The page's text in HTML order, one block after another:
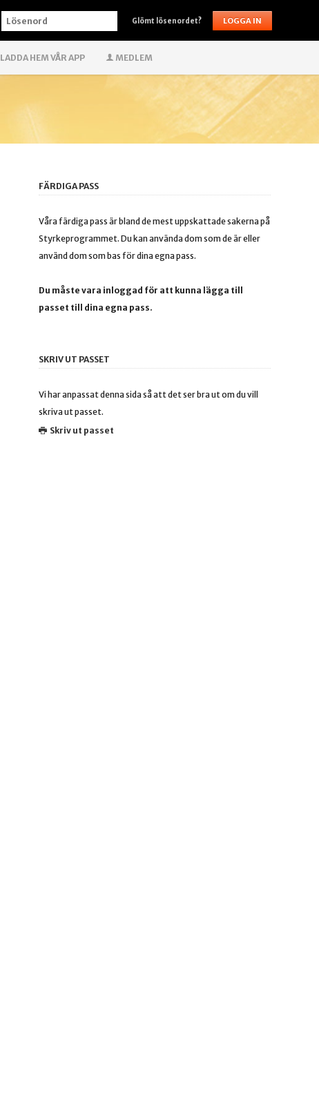
LÖSENORD Glömt lösenordet?
LADDA HEM VÅR APP MEDLEM
FÄRDIGA PASS
Våra färdiga pass är bland de mest uppskattade sakerna på
Styrkeprogrammet. Du kan använda dom som de är eller
använd dom som bas för dina egna pass.
Du måste vara inloggad för att kunna lägga till
passet till dina egna pass.
SKRIV UT PASSET
Vi har anpassat denna sida så att det ser bra ut om du vill
skriva ut passet.
Skriv ut passet